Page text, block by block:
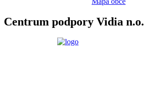
Centrum podpory Vidia n.o.